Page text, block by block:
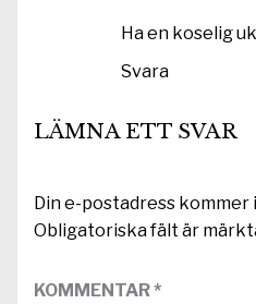
Ha en koselig
Svara
LÄMNA ETT SVAR
Din e-postadress kommer
Obligatoriska fält är
KOMMENTAR*